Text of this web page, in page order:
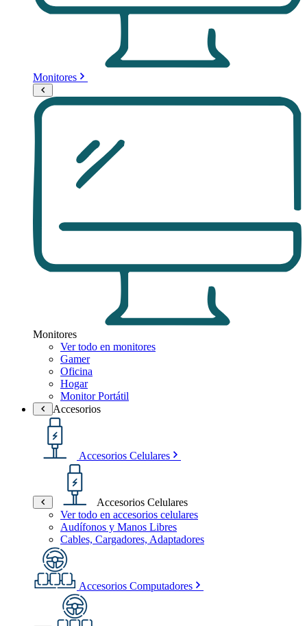
Monitores
Monitores
Ver todo en monitores
Gamer
Oficina
Hogar
Monitor Portátil
Accesorios
Accesorios Celulares
Accesorios Celulares
Ver todo en accesorios celulares
Audífonos y Manos Libres
Cables, Cargadores, Adaptadores
Accesorios Computadores